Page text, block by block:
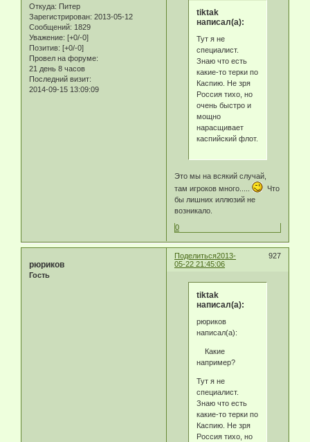
Откуда: Питер
Зарегистрирован: 2013-05-12
Сообщений: 1829
Уважение: [+0/-0]
Позитив: [+0/-0]
Провел на форуме:
21 день 8 часов
Последний визит:
2014-09-15 13:09:09
tiktak
написал(а):
Тут я не
специалист.
Знаю что есть
какие-то терки по
Каспию. Не зря
Россия тихо, но
очень быстро и
мощно
нарасщивает
каспийский флот.
Это мы на всякий случай,
там игроков много.....
Что
бы лишних иллюзий не
возникало.
0
Поделиться 927
2013-
05-22 21:45:06
рюриков
Гость
tiktak
написал(а):
рюриков
написал(а):
Какие
например?
Тут я не
специалист.
Знаю что есть
какие-то терки по
Каспию. Не зря
Россия тихо, но